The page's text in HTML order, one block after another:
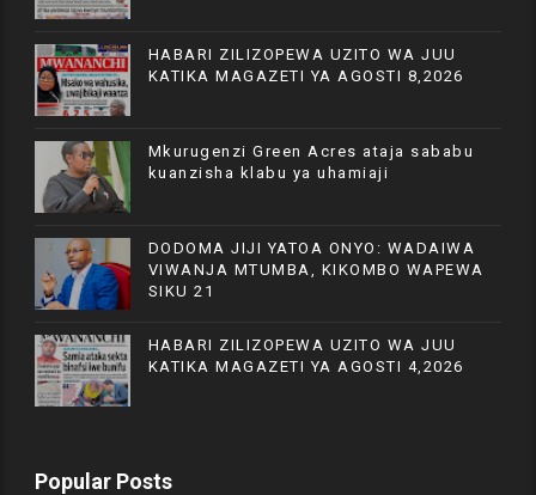
HABARI ZILIZOPEWA UZITO WA JUU
KATIKA MAGAZETI YA AGOSTI 8,2026
Mkurugenzi Green Acres ataja sababu
kuanzisha klabu ya uhamiaji
DODOMA JIJI YATOA ONYO: WADAIWA
VIWANJA MTUMBA, KIKOMBO WAPEWA
SIKU 21
HABARI ZILIZOPEWA UZITO WA JUU
KATIKA MAGAZETI YA AGOSTI 4,2026
Popular Posts